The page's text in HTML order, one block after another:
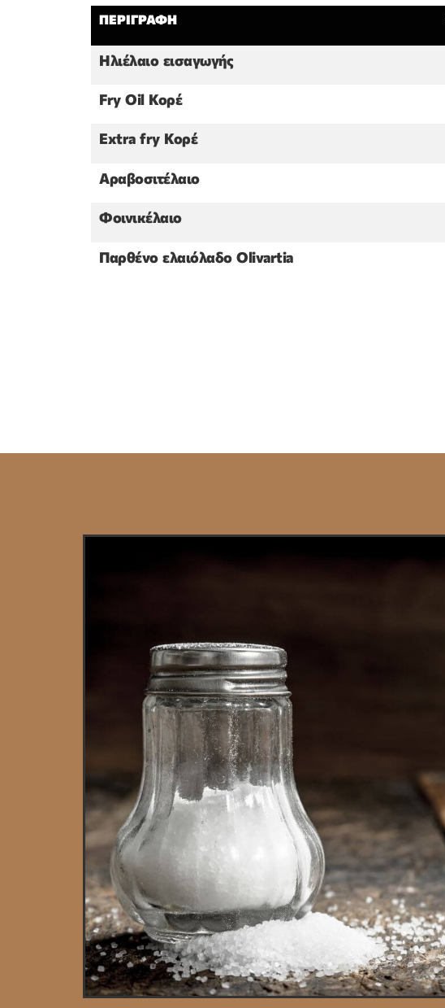
ΠΕΡΙΓΡΑΦΗ
Ηλιέλαιο εισαγωγής
Fry Oil Κορέ
Extra fry Κορέ
Αραβοσιτέλαιο
Φοινικέλαιο
Παρθένο ελαιόλαδο Olivartia